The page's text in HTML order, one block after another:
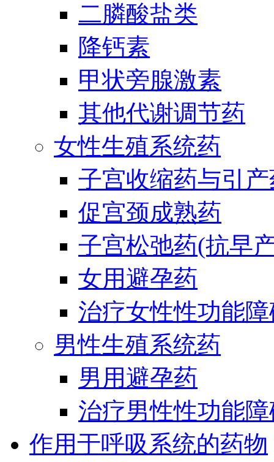
二膦酸盐类
降钙素
甲状旁腺激素
其他代谢调节药
女性生殖系统药
子宫收缩药与引
促宫颈成熟药
子宫松弛药(抗早
女用避孕药
治疗女性性功能
男性生殖系统药
男用避孕药
治疗男性性功能
作用于呼吸系统的药物